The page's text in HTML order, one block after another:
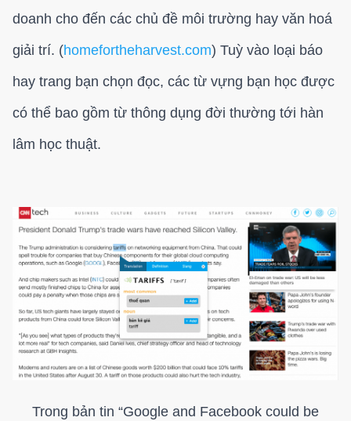
doanh cho đến các chủ đề môi trường hay văn hoá
giải trí. (homefortheharvest.com) Tuỳ vào loại báo
hay trang bạn chọn đọc, các từ vựng bạn học được
có thể bao gồm từ thông dụng đời thường tới hàn
lâm học thuật.
Trong bản tin “Google and Facebook could be